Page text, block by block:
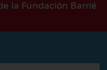
la Fundación Barrié